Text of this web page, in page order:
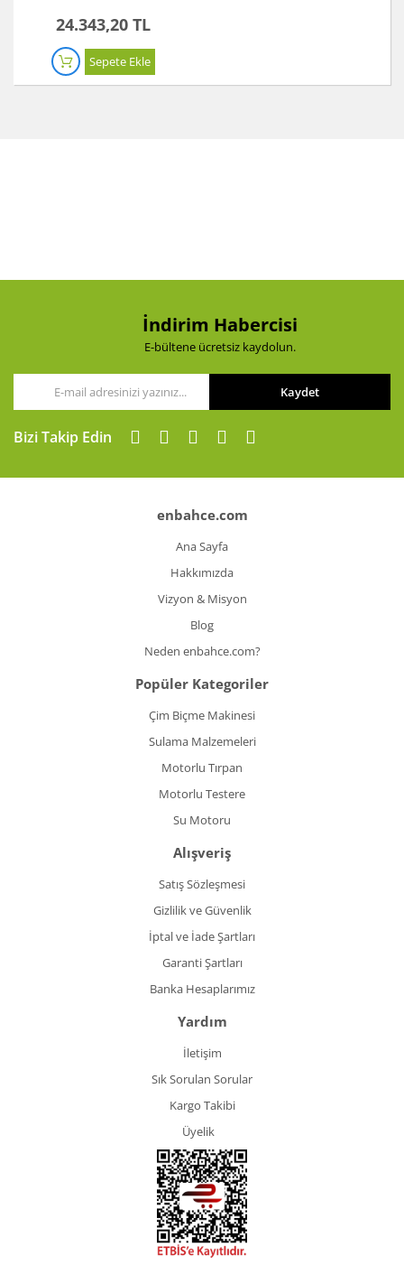
24.343,20 TL
Sepete Ekle
İndirim Habercisi
E-bültene ücretsiz kaydolun.
Kaydet
Bizi Takip Edin
enbahce.com
Ana Sayfa
Hakkımızda
Vizyon & Misyon
Blog
Neden enbahce.com?
Popüler Kategoriler
Çim Biçme Makinesi
Sulama Malzemeleri
Motorlu Tırpan
Motorlu Testere
Su Motoru
Alışveriş
Satış Sözleşmesi
Gizlilik ve Güvenlik
İptal ve İade Şartları
Garanti Şartları
Banka Hesaplarımız
Yardım
İletişim
Sık Sorulan Sorular
Kargo Takibi
Üyelik